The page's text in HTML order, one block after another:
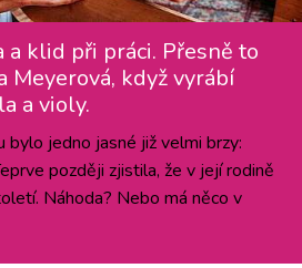
a klid při práci. Přesně to
Meyerová, když vyrábí
a violy.
jedno jasné již velmi brzy:
později zjistila, že v její rodině
Náhoda? Nebo má něco v